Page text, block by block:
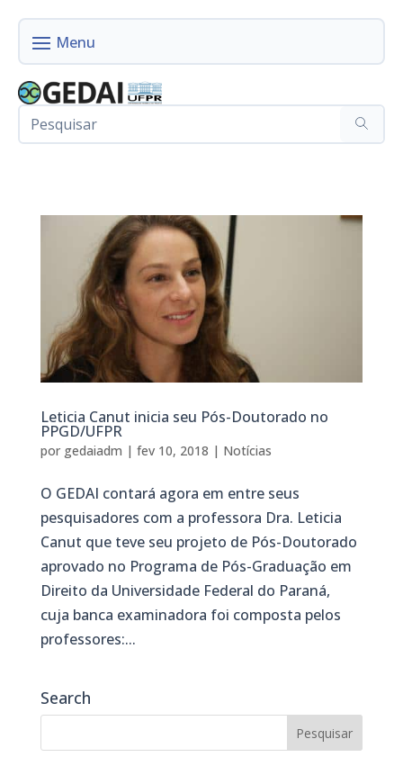
Leticia Canut inicia seu Pós-Doutorado no
PPGD/UFPR
por gedaiadm | fev 10, 2018 | Notícias
O GEDAI contará agora em entre seus
pesquisadores com a professora Dra. Leticia
Canut que teve seu projeto de Pós-Doutorado
aprovado no Programa de Pós-Graduação em
Direito da Universidade Federal do Paraná,
cuja banca examinadora foi composta pelos
professores:...
Search